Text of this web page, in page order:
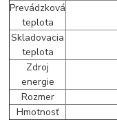
Prevádzková
teplota
Skladovacia
teplota
Zdroj
energie
Rozmer
Hmotnosť